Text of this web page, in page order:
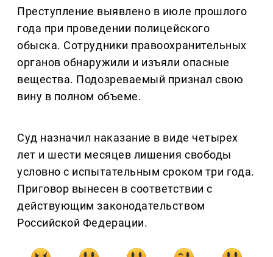
Преступление выявлено в июле прошлого
года при проведении полицейского
обыска. Сотрудники правоохранительных
органов обнаружили и изъяли опасные
вещества. Подозреваемый признал свою
вину в полном объеме.
Суд назначил наказание в виде четырех
лет и шести месяцев лишения свободы
условно с испытательным сроком три года.
Приговор вынесен в соответствии с
действующим законодательством
Российской Федерации.